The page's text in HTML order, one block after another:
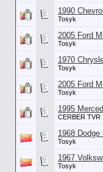
1990
Tosyk
2005 Ford
Tosyk
1970
Tosyk
2005 Ford
Tosyk
1995
CERBER TVR
1968 Dodge
Tosyk
1967
Tosyk